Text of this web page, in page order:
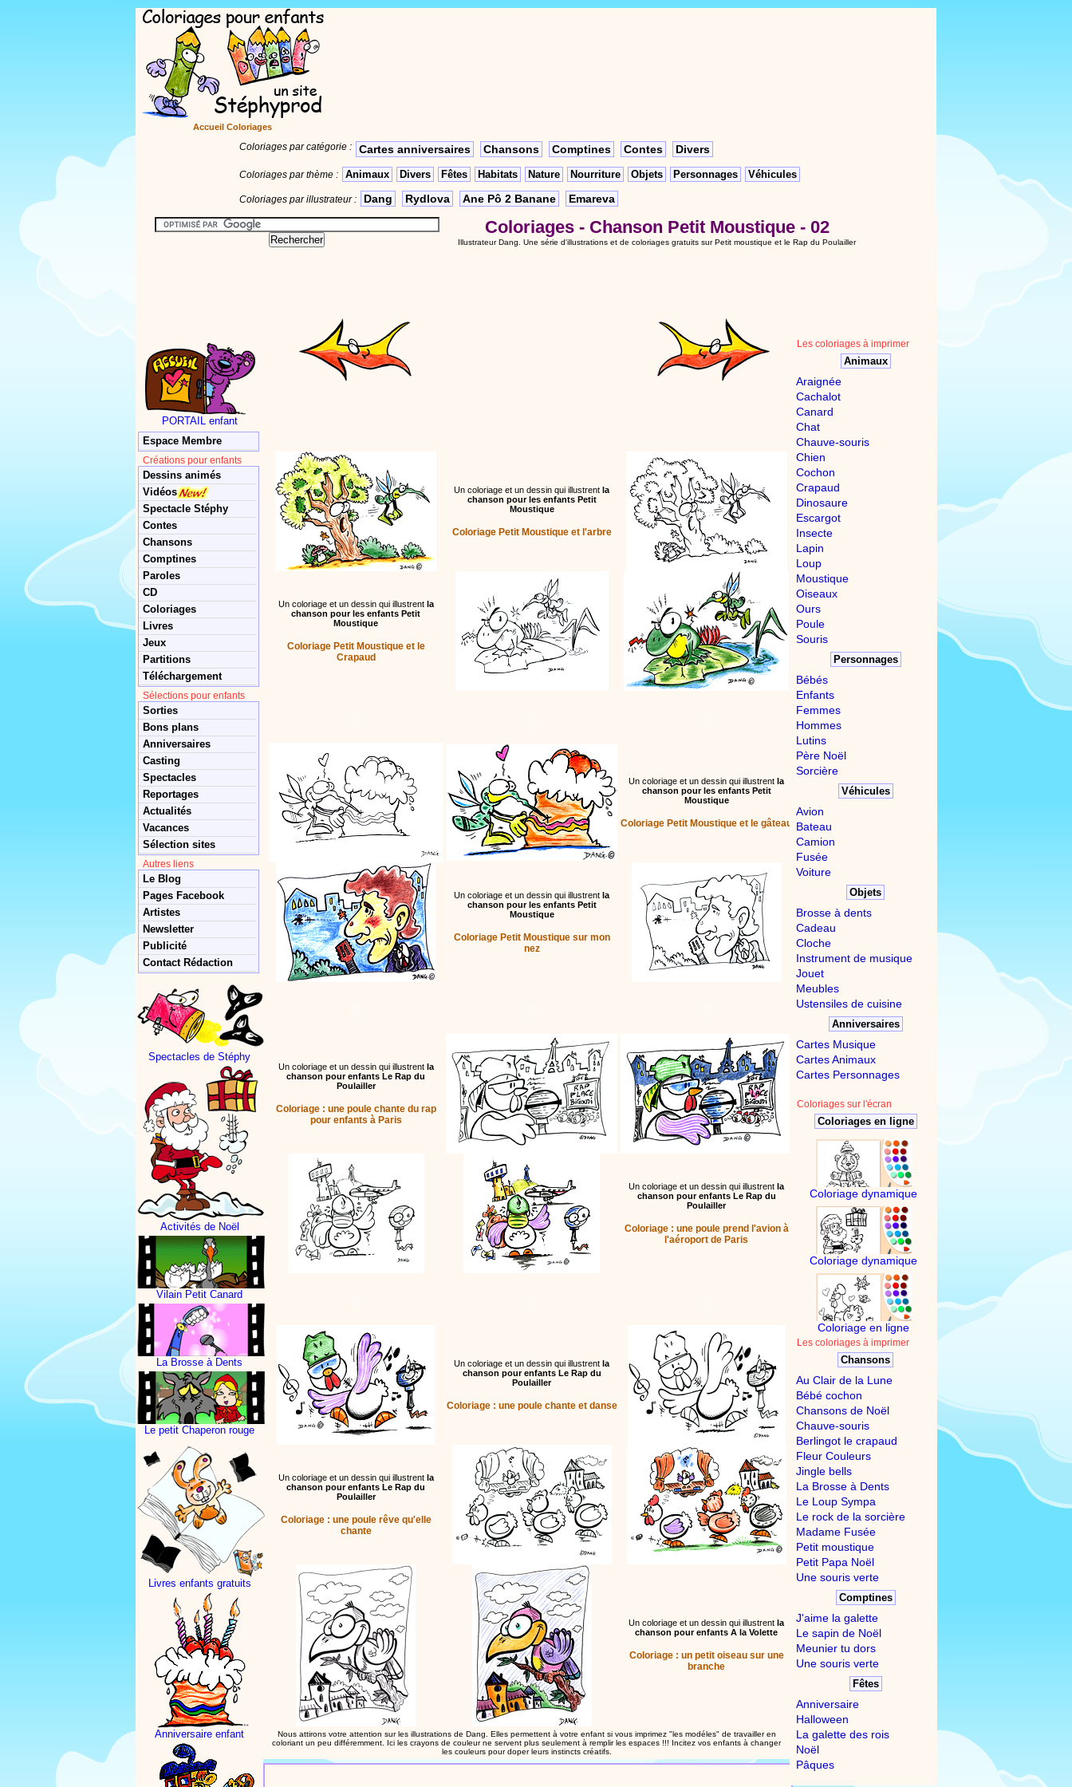
Accueil Coloriages
Coloriages par catégorie : Cartes anniversaires Chansons Comptines Contes Divers
Coloriages par thème : Animaux Divers Fêtes Habitats Nature Nourriture Objets Personnages Véhicules
Coloriages par illustrateur : Dang Rydlova Ane Pô 2 Banane Emareva
PORTAIL enfant
Espace Membre
Créations pour enfants
Dessins animés
Vidéos
Spectacle Stéphy
Contes
Chansons
Comptines
Paroles
CD
Coloriages
Livres
Jeux
Partitions
Téléchargement
Sélections pour enfants
Sorties
Bons plans
Anniversaires
Casting
Spectacles
Reportages
Actualités
Vacances
Sélection sites
Autres liens
Le Blog
Pages Facebook
Artistes
Newsletter
Publicité
Contact Rédaction
Spectacles de Stéphy
Activités de Noël
Vilain Petit Canard
La Brosse à Dents
Le petit Chaperon rouge
Livres enfants gratuits
Anniversaire enfant
Coloriages - Chanson Petit Moustique - 02
Illustrateur Dang . Une série d'illustrations et de coloriages gratuits sur Petit moustique et le Rap du Poulailler
Un coloriage et un dessin qui illustrent la
chanson pour les enfants Petit
Moustique
Coloriage Petit Moustique et l'arbre
Un coloriage et un dessin qui illustrent la
chanson pour les enfants Petit
Moustique
Coloriage Petit Moustique et le
Crapaud
Un coloriage et un dessin qui illustrent la
chanson pour les enfants Petit
Moustique
Coloriage Petit Moustique et le gâteau
Un coloriage et un dessin qui illustrent la
chanson pour les enfants Petit
Moustique
Coloriage Petit Moustique sur mon
nez
Un coloriage et un dessin qui illustrent la
chanson pour enfants Le Rap du
Poulailler
Coloriage : une poule chante du rap
pour enfants à Paris
Un coloriage et un dessin qui illustrent la
chanson pour enfants Le Rap du
Poulailler
Coloriage : une poule prend l'avion à
l'aéroport de Paris
Un coloriage et un dessin qui illustrent la
chanson pour enfants Le Rap du
Poulailler
Coloriage : une poule chante et danse
Un coloriage et un dessin qui illustrent la
chanson pour enfants Le Rap du
Poulailler
Coloriage : une poule rêve qu'elle
chante
Un coloriage et un dessin qui illustrent la
chanson pour enfants A la Volette
Coloriage : un petit oiseau sur une
branche
Nous attirons votre attention sur les illustrations de Dang. Elles permettent à votre enfant si vous imprimez "les modéles" de travailler en
coloriant un peu différemment. Ici les crayons de couleur ne servent plus seulement à remplir les espaces !!! Incitez vos enfants à changer
les couleurs pour doper leurs instincts créatifs.
Les coloriages à imprimer
Animaux
Araignée
Cachalot
Canard
Chat
Chauve-souris
Chien
Cochon
Crapaud
Dinosaure
Escargot
Insecte
Lapin
Loup
Moustique
Oiseaux
Ours
Poule
Souris
Personnages
Bébés
Enfants
Femmes
Hommes
Lutins
Père Noël
Sorcière
Véhicules
Avion
Bateau
Camion
Fusée
Voiture
Objets
Brosse à dents
Cadeau
Cloche
Instrument de musique
Jouet
Meubles
Ustensiles de cuisine
Anniversaires
Cartes Musique
Cartes Animaux
Cartes Personnages
Coloriages sur l'écran
Coloriages en ligne
Coloriage dynamique
Coloriage dynamique
Coloriage en ligne
Les coloriages à imprimer
Chansons
Au Clair de la Lune
Bébé cochon
Chansons de Noël
Chauve-souris
Berlingot le crapaud
Fleur Couleurs
Jingle bells
La Brosse à Dents
Le Loup Sympa
Le rock de la sorcière
Madame Fusée
Petit moustique
Petit Papa Noël
Une souris verte
Comptines
J'aime la galette
Le sapin de Noël
Meunier tu dors
Une souris verte
Fêtes
Anniversaire
Halloween
La galette des rois
Noël
Pâques